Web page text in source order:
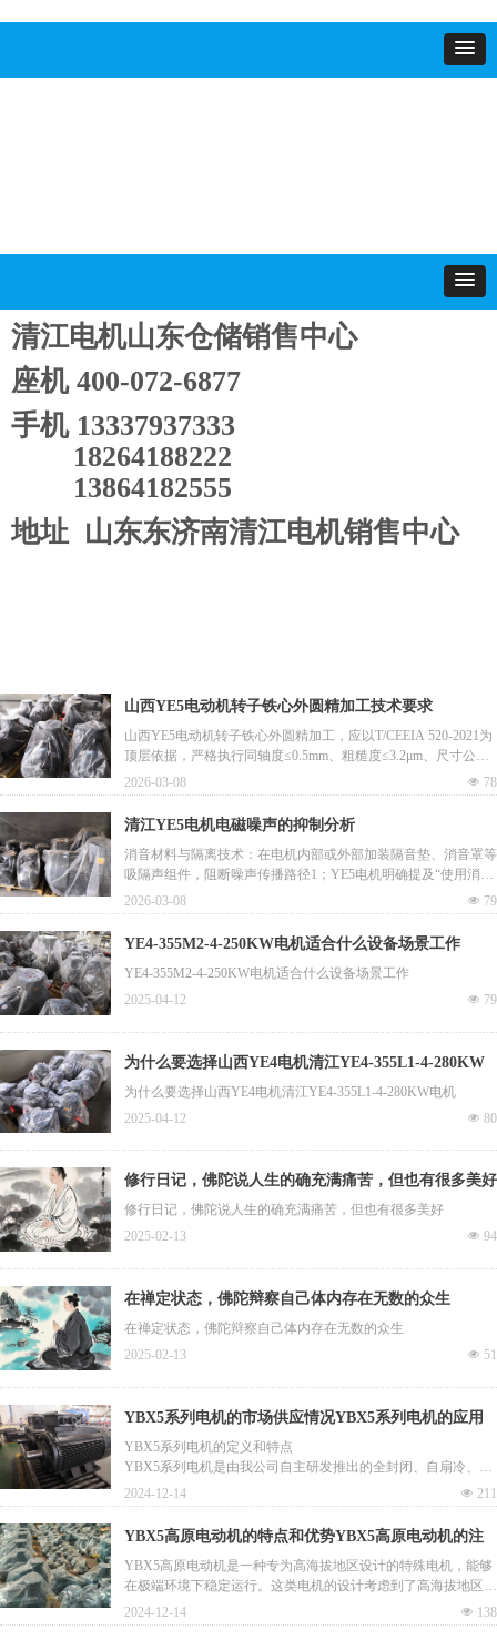
清江电机山东仓储销售中心
座机 400-072-6877
手机 13337937333
18264188222
13864182555
地址 山东东济南清江电机销售中心
山西YE5电动机转子铁心外圆精加工技术要求
山西YE5电动机转子铁心外圆精加工，应以T/CEEIA 520-2021为
顶层依据，严格执行同轴度≤0.5mm、粗糙度≤3.2μm、尺寸公差
±0.05mm三大硬指标，并强制采用圆盘车刀+定位轴套工艺组
合。当前缺乏山西本地细化规程，建议企业结合《中小型异步电
动机零部件标准-铸铝转子铁心技术要求》1和专利技术（如防热
变形分阶段磨削3、智能温控主轴14）制定内控作业指导书。待
验证点：山西电机制造有限公司新申请的低压铸造模具专利是否
配套更新了外圆精加工参数
넶 78
2026-03-08
清江YE5电机电磁噪声的抑制分析
消音材料与隔离技术：在电机内部或外部加装隔音垫、消音罩等
吸隔声组件，阻断噪声传播路径1；YE5电机明确提及“使用消音
材料”以吸收或隔离噪音1。
变频工况适配：当YE5电机配用变频器时，可通过调整载波频率
（如将默认5kHz调至9kHz）显著降低“吱吱”高频电磁噪声8；该
方法对办公、医疗等静音敏感场景尤为关键4。
넶 79
2026-03-08
YE4-355M2-4-250KW电机适合什么设备场景工作
YE4-355M2-4-250KW电机适合什么设备场景工作
넶 79
2025-04-12
为什么要选择山西YE4电机清江YE4-355L1-4-280KW
电机
为什么要选择山西YE4电机清江YE4-355L1-4-280KW电机
넶 80
2025-04-12
修行日记，佛陀说人生的确充满痛苦，但也有很多美好
修行日记，佛陀说人生的确充满痛苦，但也有很多美好
넶 94
2025-02-13
在禅定状态，佛陀辩察自己体内存在无数的众生
在禅定状态，佛陀辩察自己体内存在无数的众生
넶 51
2025-02-13
YBX5系列电机的市场供应情况YBX5系列电机的应用
场景
YBX5系列电机的定义和特点
YBX5系列电机是由我公司自主研发推出的全封闭、自扇冷、鼠
笼式超超高效率隔爆型三相异步电动机。这一系列的电机不仅效
率高，而且具有优良的性能和安全性，振动和噪声都比同类产品
低，符合环保要求，处于国内领先、国际先进水平3。
主要特点
高效率：效率指标达到GB18613-2020《中小型三相异步电动机
能效限定值及能效等级》中的最高能效等级1级3。
安全可靠：具有优良的防爆性能，符合GB3836.2《爆炸性环境
넶 211
2024-12-14
YBX5高原电动机的特点和优势YBX5高原电动机的注
意事项
YBX5高原电动机是一种专为高海拔地区设计的特殊电机，能够
在极端环境下稳定运行。这类电机的设计考虑到了高海拔地区的
低气压和低温特点，确保其在这些条件下仍能保持良好的性能和
安全性。
넶 138
2024-12-14